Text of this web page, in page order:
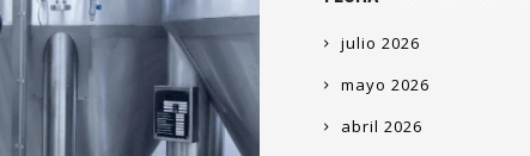
julio 2026
mayo 2026
abril 2026